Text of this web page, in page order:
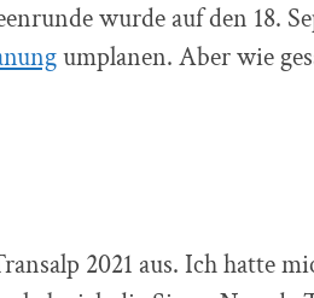
wurde auf den 18.
umplanen. Aber wie
2021 aus. Ich hatte